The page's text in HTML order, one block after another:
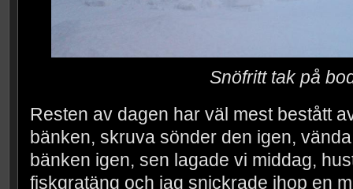
Snöfritt tak på
Resten av dagen har väl mest bestått
bänken, skruva sönder den igen,
bänken igen, sen lagade vi middag,
fiskgratäng och jag snickrade ihop en